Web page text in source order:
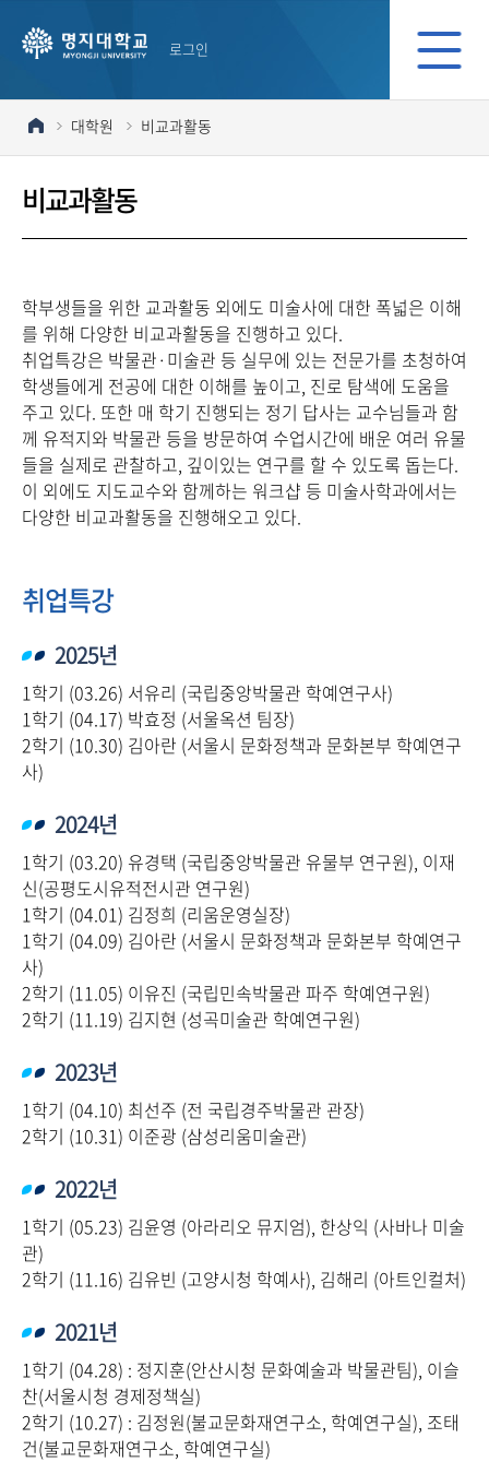
로그인
대학원 비교과활동
비교과활동
학부생들을 위한 교과활동 외에도 미술사에 대한 폭넓은 이해
를 위해 다양한 비교과활동을 진행하고 있다.
취업특강은 박물관·미술관 등 실무에 있는 전문가를 초청하여
학생들에게 전공에 대한 이해를 높이고, 진로 탐색에 도움을
주고 있다. 또한 매 학기 진행되는 정기 답사는 교수님들과 함
께 유적지와 박물관 등을 방문하여 수업시간에 배운 여러 유물
들을 실제로 관찰하고, 깊이있는 연구를 할 수 있도록 돕는다.
이 외에도 지도교수와 함께하는 워크샵 등 미술사학과에서는
다양한 비교과활동을 진행해오고 있다.
취업특강
2025년
1학기 (03.26) 서유리 (국립중앙박물관 학예연구사)
1학기 (04.17) 박효정 (서울옥션 팀장)
2학기 (10.30) 김아란 (서울시 문화정책과 문화본부 학예연구
사)
2024년
1학기 (03.20) 유경택 (국립중앙박물관 유물부 연구원), 이재
신(공평도시유적전시관 연구원)
1학기 (04.01) 김정희 (리움운영실장)
1학기 (04.09) 김아란 (서울시 문화정책과 문화본부 학예연구
사)
2학기 (11.05) 이유진 (국립민속박물관 파주 학예연구원)
2학기 (11.19) 김지현 (성곡미술관 학예연구원)
2023년
1학기 (04.10) 최선주 (전 국립경주박물관 관장)
2학기 (10.31) 이준광 (삼성리움미술관)
2022년
1학기 (05.23) 김윤영 (아라리오 뮤지엄), 한상익 (사바나 미술
관)
2학기 (11.16) 김유빈 (고양시청 학예사), 김해리 (아트인컬처)
2021년
1학기 (04.28) : 정지훈(안산시청 문화예술과 박물관팀), 이슬
찬(서울시청 경제정책실)
2학기 (10.27) : 김정원(불교문화재연구소, 학예연구실), 조태
건(불교문화재연구소, 학예연구실)